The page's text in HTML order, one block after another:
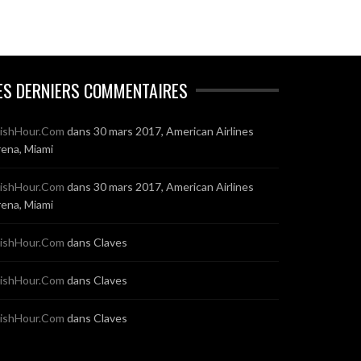
DERNIERS COMMENTAIRES
dans 30 mars 2017, American Airlines
Miami
dans 30 mars 2017, American Airlines
Miami
dans Claves
dans Claves
dans Claves